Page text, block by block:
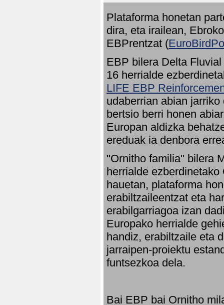
Plataforma honetan
dira, eta irailean,
EBPrentzat (
EBP bilera Delta
16 herrialde
LIFE EBP
udaberrian abian
bertsio berri honen
Europan aldizka
ereduak ia denbora
"Ornitho familia" bilera
herrialde
hauetan, plataforma
erabiltzaileentzat eta
erabilgarriagoa izan
Europako herrialde
handiz, erabiltzaile eta
jarraipen-proiektu
funtsezkoa dela.
Bai EBP bai Ornitho